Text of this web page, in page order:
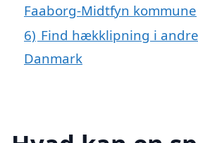
Faaborg-Midtfyn kommune
6) Find hækklipning i
Danmark